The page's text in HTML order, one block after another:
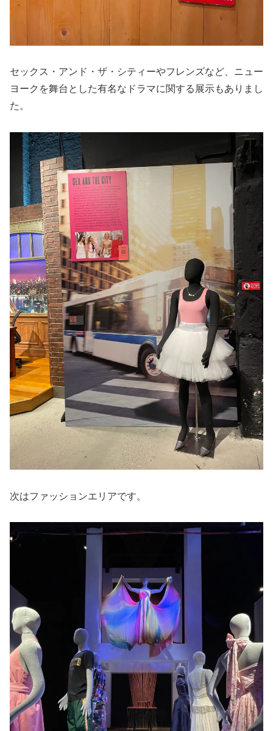
セックス・アンド・ザ・シティーやフレンズなど、ニュー
ヨークを舞台とした有名なドラマに関する展示もありまし
た。
次はファッションエリアです。